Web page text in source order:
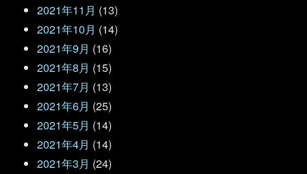
2021年11月 (13)
2021年10月 (14)
2021年9月 (16)
2021年8月 (15)
2021年7月 (13)
2021年6月 (25)
2021年5月 (14)
2021年4月 (14)
2021年3月 (24)